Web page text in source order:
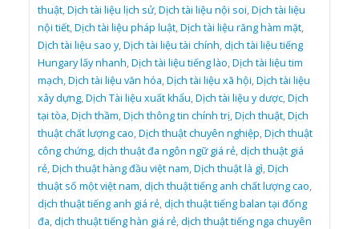
thuật,Dịch tài liệu lịch sử,Dịch tài liệu nội soi,Dịch tài liệu
nội tiết,Dịch tài liệu pháp luật,Dịch tài liệu răng hàm mặt,
Dịch tài liệu sao y,Dịch tài liệu tài chính,dịch tài liệu tiếng
Hungary lấy nhanh,Dịch tài liệu tiếng lào,Dịch tài liệu tim
mạch,Dịch tài liệu văn hóa,Dịch tài liệu xã hội,Dịch tài liệu
xây dựng,Dịch Tài liệu xuất khẩu,Dịch tài liệu y dược,Dịch
tại tòa,Dịch thầm,Dịch thông tin chính trị,Dịch thuật,Dịch
thuật chất lượng cao,Dịch thuật chuyên nghiệp,Dịch thuật
công chứng,dịch thuật đa ngôn ngữ giá rẻ,dịch thuật giá
rẻ,Dịch thuật hàng đầu việt nam,Dịch thuật là gì,Dịch
thuật số một việt nam,dịch thuật tiếng anh chất lượng cao,
dịch thuật tiếng anh giá rẻ,dịch thuật tiếng balan tại đống
đa,dịch thuật tiếng hàn giá rẻ,dịch thuật tiếng nga chuyên